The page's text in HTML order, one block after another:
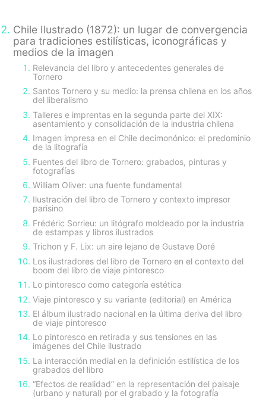
Chile Ilustrado (1872): un lugar de convergencia
para tradiciones estilísticas, iconográficas y
medios de la imagen
Relevancia del libro y antecedentes generales de
Tornero
Santos Tornero y su medio: la prensa chilena en los años
del liberalismo
Talleres e imprentas en la segunda parte del XIX:
asentamiento y consolidación de la industria chilena
Imagen impresa en el Chile decimonónico: el predominio
de la litografía
Fuentes del libro de Tornero: grabados, pinturas y
fotografías
William Oliver: una fuente fundamental
Ilustración del libro de Tornero y contexto impresor
parisino
Frédéric Sorrieu: un litógrafo moldeado por la industria
de estampas y libros ilustrados
Trichon y F. Lix: un aire lejano de Gustave Doré
Los ilustradores del libro de Tornero en el contexto del
boom del libro de viaje pintoresco
Lo pintoresco como categoría estética
Viaje pintoresco y su variante (editorial) en América
El álbum ilustrado nacional en la última deriva del libro
de viaje pintoresco
Lo pintoresco en retirada y sus tensiones en las
imágenes del Chile ilustrado
La interacción medial en la definición estilística de los
grabados del libro
“Efectos de realidad” en la representación del paisaje
(urbano y natural) por el grabado y la fotografía